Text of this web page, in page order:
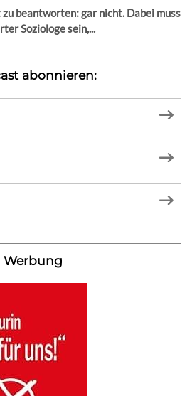
beantworten: gar nicht. Dabei muss
Soziologe sein,...
abonnieren:
Werbung